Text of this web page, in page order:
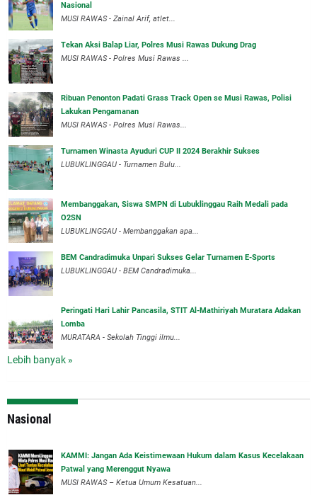
Nasional
MUSI RAWAS - Zainal Arif, atlet...
Tekan Aksi Balap Liar, Polres Musi Rawas Dukung Drag
MUSI RAWAS - Polres Musi Rawas ...
Ribuan Penonton Padati Grass Track Open se Musi Rawas, Polisi
Lakukan Pengamanan
MUSI RAWAS - Polres Musi Rawas...
Turnamen Winasta Ayuduri CUP II 2024 Berakhir Sukses
LUBUKLINGGAU - Turnamen Bulu...
Membanggakan, Siswa SMPN di Lubuklinggau Raih Medali pada
O2SN
LUBUKLINGGAU - Membanggakan apa...
BEM Candradimuka Unpari Sukses Gelar Turnamen E-Sports
LUBUKLINGGAU - BEM Candradimuka...
Peringati Hari Lahir Pancasila, STIT Al-Mathiriyah Muratara Adakan
Lomba
MURATARA - Sekolah Tinggi ilmu...
Lebih banyak »
Nasional
‎KAMMI: Jangan Ada Keistimewaan Hukum dalam Kasus Kecelakaan
Patwal yang Merenggut Nyawa
‎MUSI RAWAS – Ketua Umum Kesatuan...